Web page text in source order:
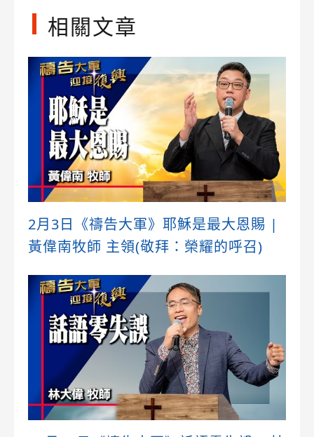
相關文章
2月3日《禱告大軍》耶穌是最大恩賜 |
黃偉南牧師 主領(敬拜：榮耀的呼召)